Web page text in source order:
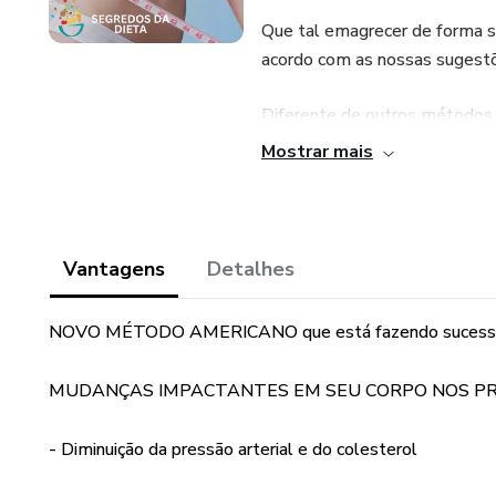
Que tal emagrecer de forma
acordo com as nossas
Diferente de outros métodos
liberdade para que você
Para perder de 7KG a 15KG
estipulado.
Mergulhe e comece a criar a
Mostrar mais
Vantagens Detalhes
NOVO MÉTODO AMERICANO que está fazendo
MUDANÇAS IMPACTANTES EM SEU CORPO NOS
- Diminuição da pressão arterial e do colesterol